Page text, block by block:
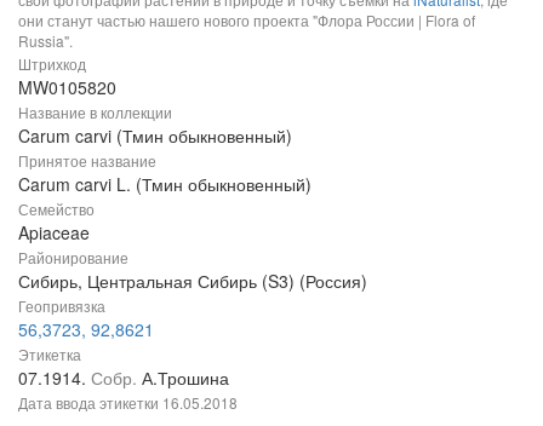
они станут частью нашего нового проекта "Флора России | Flora of
Russia".
Штрихкод
MW0105820
Название в коллекции
Carum carvi (Тмин обыкновенный)
Принятое название
Carum carvi L. (Тмин обыкновенный)
Семейство
Apiaceae
Районирование
Сибирь, Центральная Сибирь (S3) (Россия)
Геопривязка
56,3723, 92,8621
Этикетка
07.1914. Собр. А.Трошина
Дата ввода этикетки 16.05.2018